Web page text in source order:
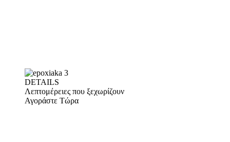
DETAILS
Λεπτομέρειες που ξεχωρίζουν
Αγοράστε Τώρα